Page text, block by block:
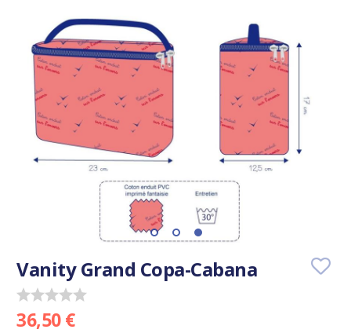
Vanity Grand Copa-Cabana
36,50 €